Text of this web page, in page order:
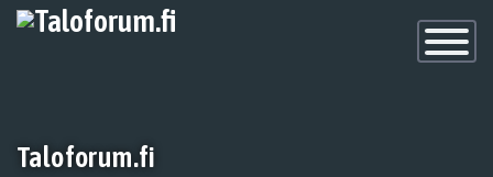
Toggle
Taloforum.fi